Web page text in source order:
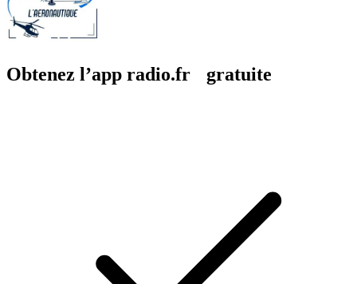
Obtenez l’app radio.fr gratuite